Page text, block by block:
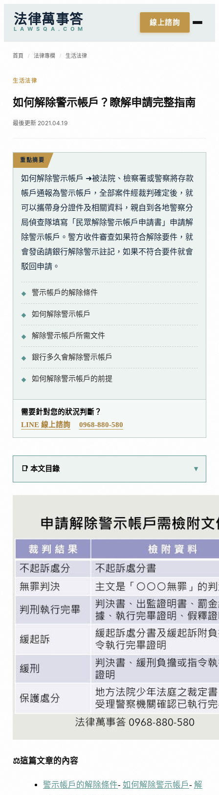
法律萬事答
L A W S Q A . C O M
線上諮詢
首頁 / 法律專欄 / 生活法律
生活法律
如何解除警示帳戶？瞭解申請完整指南
最後更新 2021.04.19
重點摘要
如何解除警示帳戶 ➜被法院、檢察署或警察將存款
帳戶通報為警示帳戶，全部案件經裁判確定後，就
可以攜帶身分證件及相關資料，親自到各地警察分
局偵查隊填寫「民眾解除警示帳戶申請書」申請解
除警示帳戶。警方收件審查如果符合解除要件，就
會發函請銀行解除警示註記，如果不符合要件就會
駁回申請。
警示帳戶的解除條件
如何解除警示帳戶
解除警示帳戶所需文件
銀行多久會解除警示帳戶
如何解除警示帳戶的前提
需要針對您的狀況判斷？
LINE 線上諮詢
0968-880-580
📑 本文目錄
⚖️這篇文章的內容
警示帳戶的解除條件- 如何解除警示帳戶- 解